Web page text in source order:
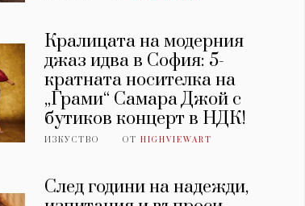
Кралицата на модерния
джаз идва в София: 5-
кратната носителка на
„Грами“ Самара Джой с
бутиков концерт в НДК!
ИЗКУСТВО ОТHIGHVIEWART
След години на надежди,